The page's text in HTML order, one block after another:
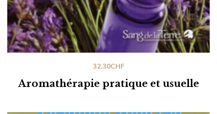
Aromathérapie pratique et usuelle
32.30CHF